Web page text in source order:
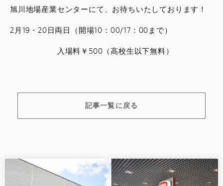
お問合せ
旭川地場産業センターにて、お待ちいたしております！
2月19・20日両日（開場10：00/17：00まで）
入場料￥500（高校生以下無料）
記事一覧に戻る